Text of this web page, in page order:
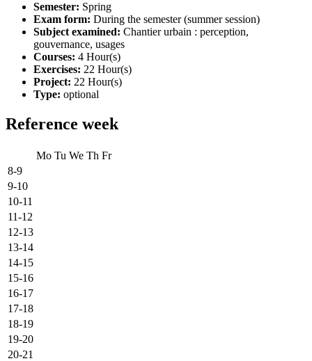
Semester: Spring
Exam form: During the semester (summer session)
Subject examined: Chantier urbain : perception,
gouvernance, usages
Courses: 4 Hour(s)
Exercises: 22 Hour(s)
Project: 22 Hour(s)
Type: optional
Reference week
Mo Tu We Th Fr
8-9
9-10
10-11
11-12
12-13
13-14
14-15
15-16
16-17
17-18
18-19
19-20
20-21